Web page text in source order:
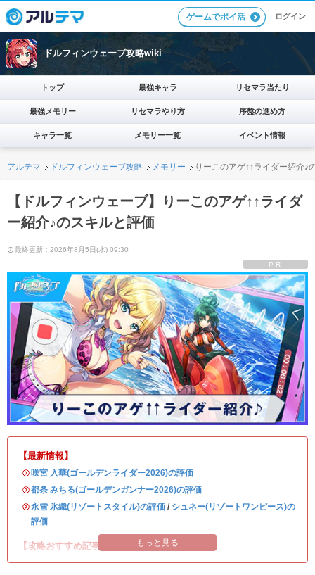
ゲームでポイ活 ログイン
ドルフィンウェーブ攻略wiki
トップ 最強キャラ リセマラ当たり
最強メモリー リセマラやり方 序盤の進め方
キャラ一覧 メモリー一覧 イベント情報
アルテマ ドルフィンウェーブ攻略 メモリー りーこのアゲ↑↑ライダー紹介♪
【ドルフィンウェーブ】りーこのアゲ↑↑ライダ
ー紹介♪のスキルと評価
最終更新：2026年8月5日(水) 09:30
PR
【最新情報】
・咲宮 入華(ゴールデンライダー2026)の評価
・都条 みちる(ゴールデンガンナー2026)の評価
・永雪 氷織(リゾートスタイル)の評価 / シュネー(リゾートワンピース)の
評価
【攻略おすすめ記事】 もっと見る